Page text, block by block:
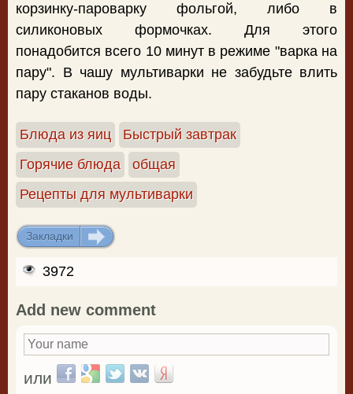
корзинку-пароварку фольгой, либо в
силиконовых формочках. Для этого
понадобится всего 10 минут в режиме "варка на
пару". В чашу мультиварки не забудьте влить
пару стаканов воды.
Блюда из яиц
Быстрый завтрак
Горячие блюда
общая
Рецепты для мультиварки
Закладки ДОБАВИТЬ
3972
Add new comment
Your name
или Login with Facebook
Login with Google
Login with Twitter
Login with VKontakte
Login with Yandex